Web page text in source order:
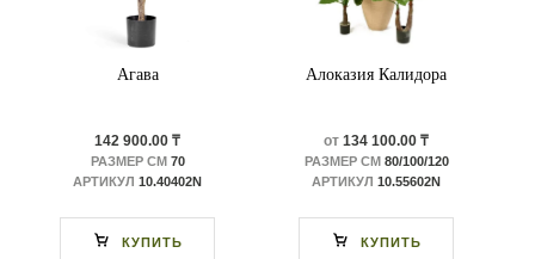
Агава
142 900.00 ₸
РАЗМЕР СМ70
АРТИКУЛ 10.40402N
КУПИТЬ
Алоказия Калидора
от 134 100.00 ₸
РАЗМЕР СМ80/100/120
АРТИКУЛ 10.55602N
КУПИТЬ